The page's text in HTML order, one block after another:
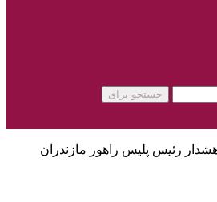
جستجو برای
رئیس پلیس راهور مازندران